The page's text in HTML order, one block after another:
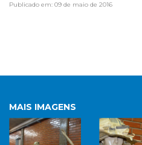
Publicado em: 09 de maio de 2016
MAIS IMAGENS